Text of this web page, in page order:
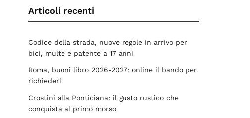
Articoli recenti
Codice della strada, nuove regole in arrivo per
bici, multe e patente a 17 anni
Roma, buoni libro 2026-2027: online il bando per
richiederli
Crostini alla Ponticiana: il gusto rustico che
conquista al primo morso